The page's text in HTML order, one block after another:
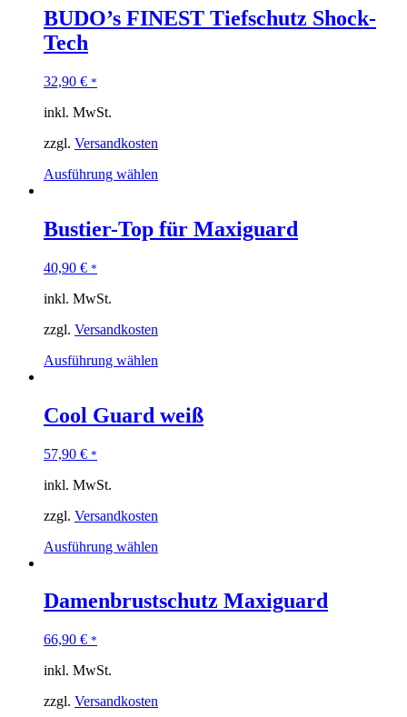
BUDO’s FINEST Tiefschutz Shock-
Tech
32,90 € *
inkl. MwSt.
zzgl. Versandkosten
Ausführung wählen
Bustier-Top für Maxiguard
40,90 € *
inkl. MwSt.
zzgl. Versandkosten
Ausführung wählen
Cool Guard weiß
57,90 € *
inkl. MwSt.
zzgl. Versandkosten
Ausführung wählen
Damenbrustschutz Maxiguard
66,90 € *
inkl. MwSt.
zzgl. Versandkosten